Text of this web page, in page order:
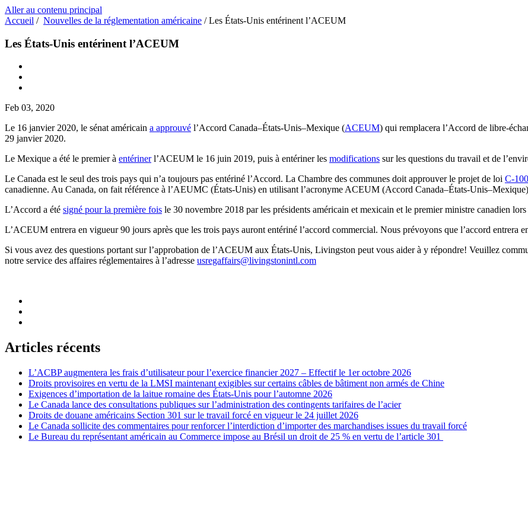
Aller au contenu principal
Accueil / Nouvelles de la réglementation américaine /Les États-Unis entérinent l’ACEUM
Les États-Unis entérinent l’ACEUM
Feb 03, 2020
Le 16 janvier 2020, le sénat américain a approuvé l’Accord Canada–États-Unis–Mexique (ACEUM) qui remplacera l’Accord de libre-
29 janvier 2020.
Le Mexique a été le premier à entérinerl’ACEUM le 16 juin 2019, puis à entériner les modifications sur les questions du travail et de
Le Canada est le seul des trois pays qui n’a toujours pas entériné l’Accord. La Chambre des communes doit approuver le projet de loi C-100
canadienne. Au Canada, on fait référence à l’AEUMC (États-Unis) en utilisant l’acronyme ACEUM (Accord Canada–États-
L’Accord a été signé pour la première fois le 30 novembre 2018 par les présidents américain et mexicain et le premier ministre canadien
L’ACEUM entrera en vigueur 90 jours après que les trois pays auront entériné l’accord commercial. Nous prévoyons que l’accord entrera
Si vous avez des questions portant sur l’approbation de l’ACEUM aux États-Unis, Livingston peut vous aider à y répondre! Veuillez
notre service des affaires réglementaires à l’adresse usregaffairs@livingstonintl.com
Articles récents
L’ACBP augmentera les frais d’utilisateur pour l’exercice financier 2027 – Effectif le 1er octobre 2026
Droits provisoires en vertu de la LMSI maintenant exigibles sur certains câbles de bâtiment non armés de Chine
Exigences d’importation de la laitue romaine des États-Unis pour l’automne 2026
Le Canada lance des consultations publiques sur l’administration des contingents tarifaires de l’acier
Droits de douane américains Section 301 sur le travail forcé en vigueur le 24 juillet 2026
Le Canada sollicite des commentaires pour renforcer l’interdiction d’importer des marchandises issues du travail forcé
Le Bureau du représentant américain au Commerce impose au Brésil un droit de 25 % en vertu de l’article 301